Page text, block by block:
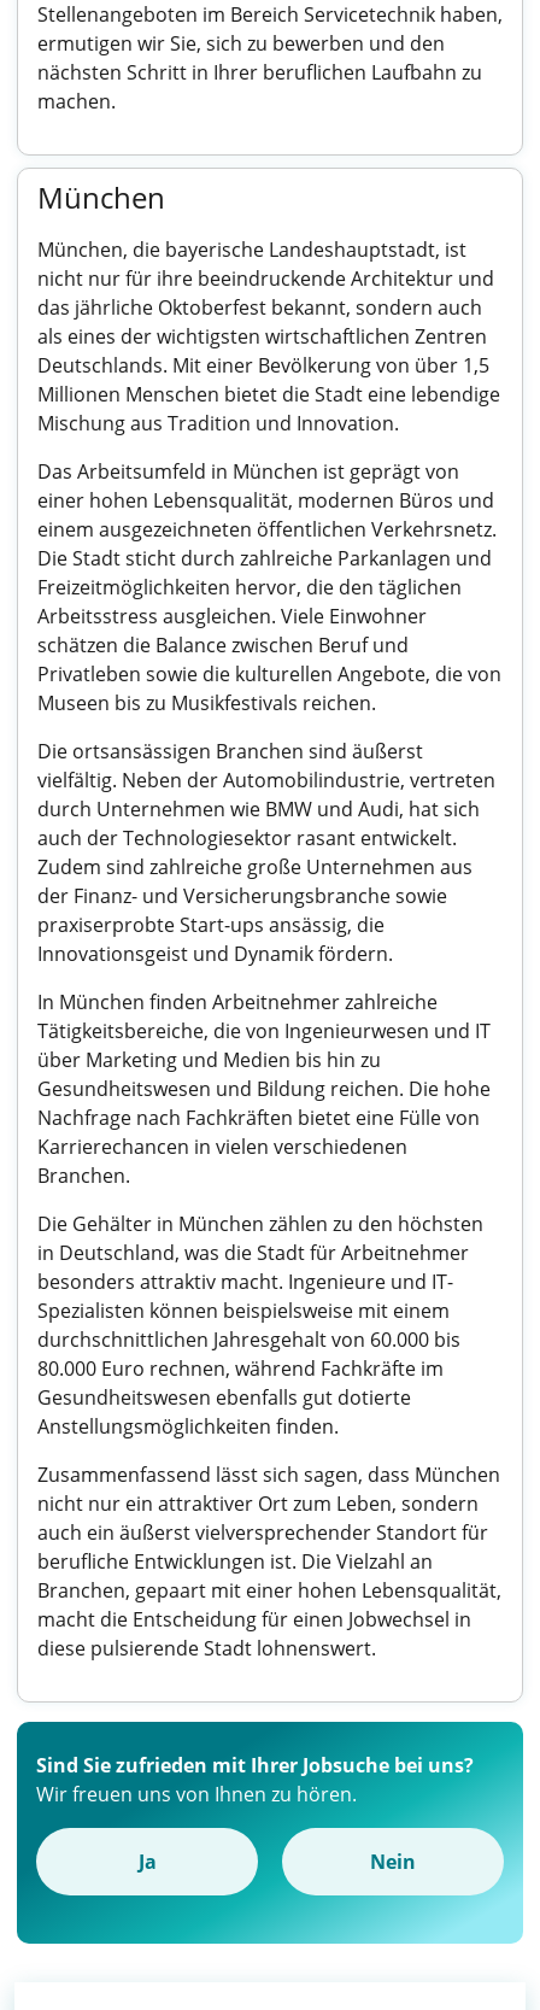
Stellenangeboten im Bereich Servicetechnik haben,
ermutigen wir Sie, sich zu bewerben und den
nächsten Schritt in Ihrer beruflichen Laufbahn zu
machen.
München
München, die bayerische Landeshauptstadt, ist
nicht nur für ihre beeindruckende Architektur und
das jährliche Oktoberfest bekannt, sondern auch
als eines der wichtigsten wirtschaftlichen Zentren
Deutschlands. Mit einer Bevölkerung von über 1,5
Millionen Menschen bietet die Stadt eine lebendige
Mischung aus Tradition und Innovation.
Das Arbeitsumfeld in München ist geprägt von
einer hohen Lebensqualität, modernen Büros und
einem ausgezeichneten öffentlichen Verkehrsnetz.
Die Stadt sticht durch zahlreiche Parkanlagen und
Freizeitmöglichkeiten hervor, die den täglichen
Arbeitsstress ausgleichen. Viele Einwohner
schätzen die Balance zwischen Beruf und
Privatleben sowie die kulturellen Angebote, die von
Museen bis zu Musikfestivals reichen.
Die ortsansässigen Branchen sind äußerst
vielfältig. Neben der Automobilindustrie, vertreten
durch Unternehmen wie BMW und Audi, hat sich
auch der Technologiesektor rasant entwickelt.
Zudem sind zahlreiche große Unternehmen aus
der Finanz- und Versicherungsbranche sowie
praxiserprobte Start-ups ansässig, die
Innovationsgeist und Dynamik fördern.
In München finden Arbeitnehmer zahlreiche
Tätigkeitsbereiche, die von Ingenieurwesen und IT
über Marketing und Medien bis hin zu
Gesundheitswesen und Bildung reichen. Die hohe
Nachfrage nach Fachkräften bietet eine Fülle von
Karrierechancen in vielen verschiedenen
Branchen.
Die Gehälter in München zählen zu den höchsten
in Deutschland, was die Stadt für Arbeitnehmer
besonders attraktiv macht. Ingenieure und IT-
Spezialisten können beispielsweise mit einem
durchschnittlichen Jahresgehalt von 60.000 bis
80.000 Euro rechnen, während Fachkräfte im
Gesundheitswesen ebenfalls gut dotierte
Anstellungsmöglichkeiten finden.
Zusammenfassend lässt sich sagen, dass München
nicht nur ein attraktiver Ort zum Leben, sondern
auch ein äußerst vielversprechender Standort für
berufliche Entwicklungen ist. Die Vielzahl an
Branchen, gepaart mit einer hohen Lebensqualität,
macht die Entscheidung für einen Jobwechsel in
diese pulsierende Stadt lohnenswert.
Sind Sie zufrieden mit Ihrer Jobsuche bei uns?
Wir freuen uns von Ihnen zu hören.
Ja Nein